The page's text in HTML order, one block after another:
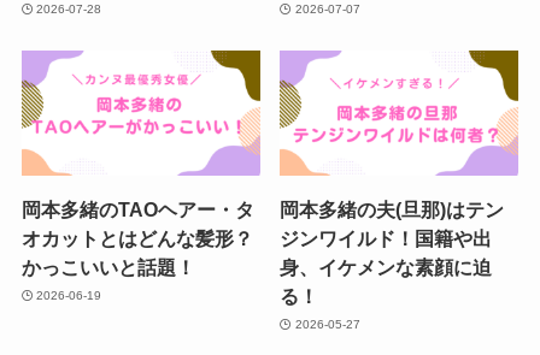
2026-07-28 2026-07-07
岡本多緒のTAOヘアー・タ
オカットとはどんな髪形？
かっこいいと話題！
2026-06-19
岡本多緒の夫(旦那)はテン
ジンワイルド！国籍や出
身、イケメンな素顔に迫
る！
2026-05-27